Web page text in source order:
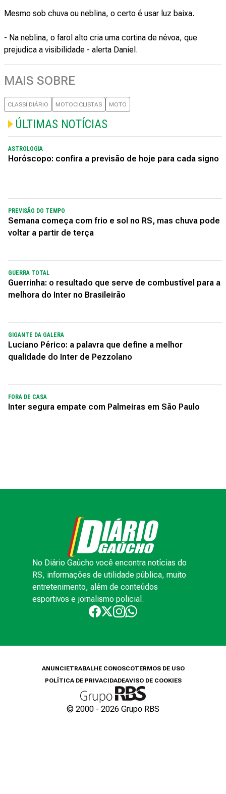
Mesmo sob chuva ou neblina, o certo é usar luz baixa.
- Na neblina, o farol alto cria uma cortina de névoa, que
prejudica a visibilidade - alerta Daniel.
MAIS SOBRE
CLASSI DIÁRIO MOTOCICLISTAS MOTO
ÚLTIMAS NOTÍCIAS
ASTROLOGIA
Horóscopo: confira a previsão de hoje para cada signo
PREVISÃO DO TEMPO
Semana começa com frio e sol no RS, mas chuva pode
voltar a partir de terça
GUERRA TOTAL
Guerrinha: o resultado que serve de combustível para a
melhora do Inter no Brasileirão
GIGANTE DA GALERA
Luciano Périco: a palavra que define a melhor
qualidade do Inter de Pezzolano
FORA DE CASA
Inter segura empate com Palmeiras em São Paulo
No Diário Gaúcho você encontra notícias do
RS, informações de utilidade pública, muito
entretenimento, além de conteúdos
esportivos e jornalismo policial.
ANUNCIETRABALHE CONOSCOTERMOS DE USO
POLÍTICA DE PRIVACIDADEAVISO DE COOKIES
© 2000 - 2026 Grupo RBS